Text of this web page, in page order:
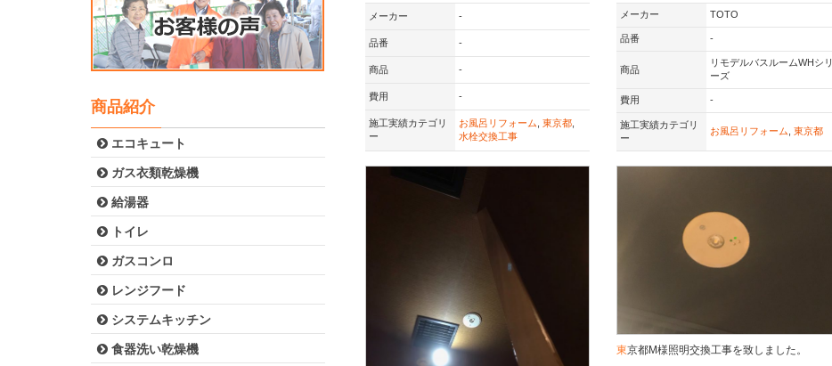
メーカー -
品番 -
商品 -
費用 -
施工実績カテゴリ
ー
お風呂リフォーム 東京都,
水栓交換工事
メーカー TOTO
品番 -
商品
リモデルバスルームWHシリ
ーズ
費用 -
施工実績カテゴリ
ー
お風呂リフォーム 東京都
東京都M様照明交換工事を致しました。
商品紹介
エコキュート
ガス衣類乾燥機
給湯器
トイレ
ガスコンロ
レンジフード
システムキッチン
食器洗い乾燥機